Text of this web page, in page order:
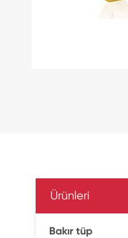
Ürünleri
Bakır tüp